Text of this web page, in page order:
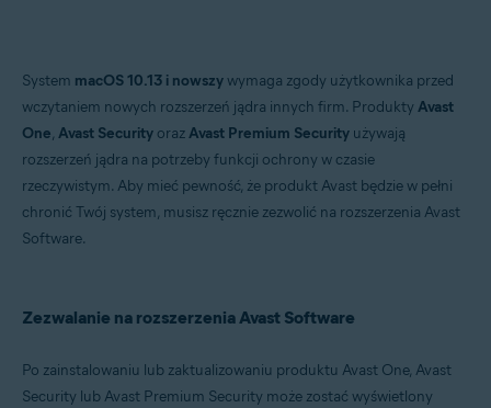
Avast One 21.x dla komputerów Mac
Avast Security 12.9 dla komputerów Mac i nowsze wersje
Systemy operacyjne:
Apple macOS 10.15.x (Catalina)
Apple macOS 10.14.x (Mojave)
System macOS 10.13 i nowszywymaga zgody użytkownika przed
wczytaniem nowych rozszerzeń jądra innych firm. Produkty Avast
One, Avast Security orazAvast Premium Security używają
rozszerzeń jądra na potrzeby funkcji ochrony w czasie
rzeczywistym. Aby mieć pewność, że produkt Avast będzie w pełni
chronić Twój system, musisz ręcznie zezwolić na rozszerzenia Avast
Software.
Zezwalanie na rozszerzenia Avast Software
Po zainstalowaniu lub zaktualizowaniu produktu Avast One, Avast
Security lub Avast Premium Security może zostać wyświetlony